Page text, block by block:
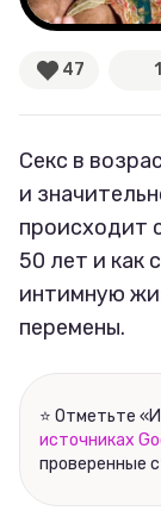
47 1
Секс в
и
происходит
50 лет и как
интимную
перемены.
⭐ Отметьте
источниках
проверенные